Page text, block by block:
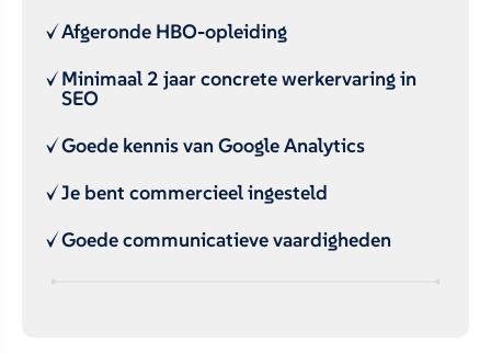
Afgeronde HBO-opleiding
Minimaal 2 jaar concrete werkervaring in
SEO
Goede kennis van Google Analytics
Je bent commercieel ingesteld
Goede communicatieve vaardigheden